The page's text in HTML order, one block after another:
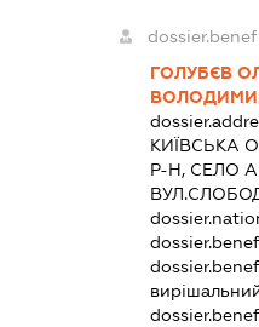
ГОЛУБЄВ
КИЇВСЬКА
Р-Н, СЕЛО